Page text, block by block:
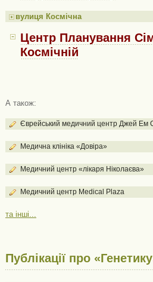
вулиця Космічна
Центр Планування
Космічній
А також:
Єврейський медичний центр Джей Ем
Медична клініка «Довіра»
Медичний центр «лікаря Ніколаєва»
Медичний центр Medical Plaza
та інші...
Публікації про